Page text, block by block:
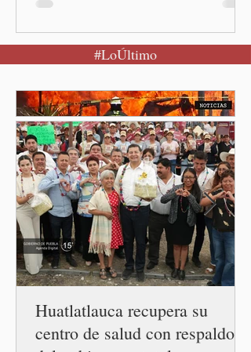
secretario de Salud
federal, David Kershenobich
exista un brote activo de
ciclosporiasis en México,
luego del incremento de
casos registrado en Estados
Unidos. Durante la
conferencia matutina en
Palacio Nacional, el
funcionario informó que en
el país únicamente se han
confirmado 33 casos de esta
enferme
#LoÚltimo
Huatlatlauca recupera su
centro de salud con respaldo